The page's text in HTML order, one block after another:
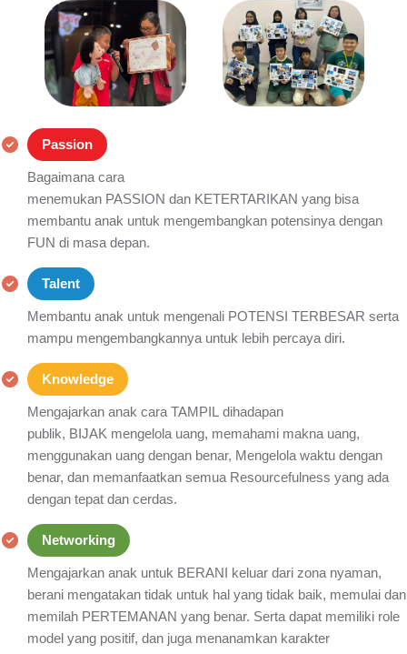
Passion
Bagaimana cara
menemukan PASSION dan KETERTARIKAN yang bisa
membantu anak untuk mengembangkan potensinya dengan
FUN di masa depan.
Talent
Membantu anak untuk mengenali POTENSI TERBESAR serta
mampu mengembangkannya untuk lebih percaya diri.
Knowledge
Mengajarkan anak cara TAMPIL dihadapan
publik, BIJAK mengelola uang, memahami makna uang,
menggunakan uang dengan benar, Mengelola waktu dengan
benar, dan memanfaatkan semua Resourcefulness yang ada
dengan tepat dan cerdas.
Networking
Mengajarkan anak untuk BERANI keluar dari zona nyaman,
berani mengatakan tidak untuk hal yang tidak baik, memulai dan
memilah PERTEMANAN yang benar. Serta dapat memiliki role
model yang positif, dan juga menanamkan karakter